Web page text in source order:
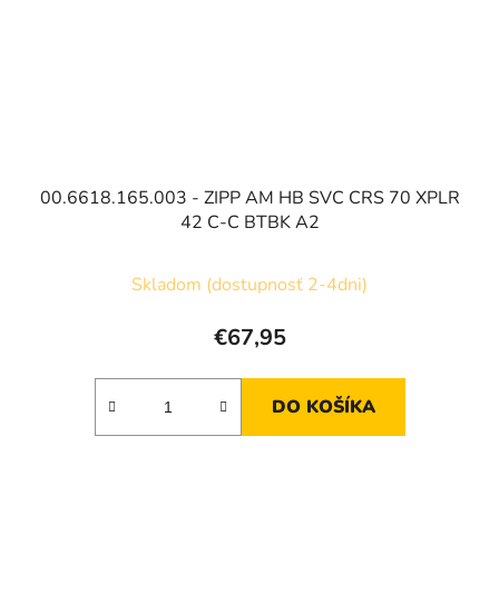
00.6618.165.003 - ZIPP AM HB SVC CRS 70 XPLR
42 C-C BTBK A2
Skladom (dostupnosť 2-4dni)
€67,95
DO KOŠÍKA